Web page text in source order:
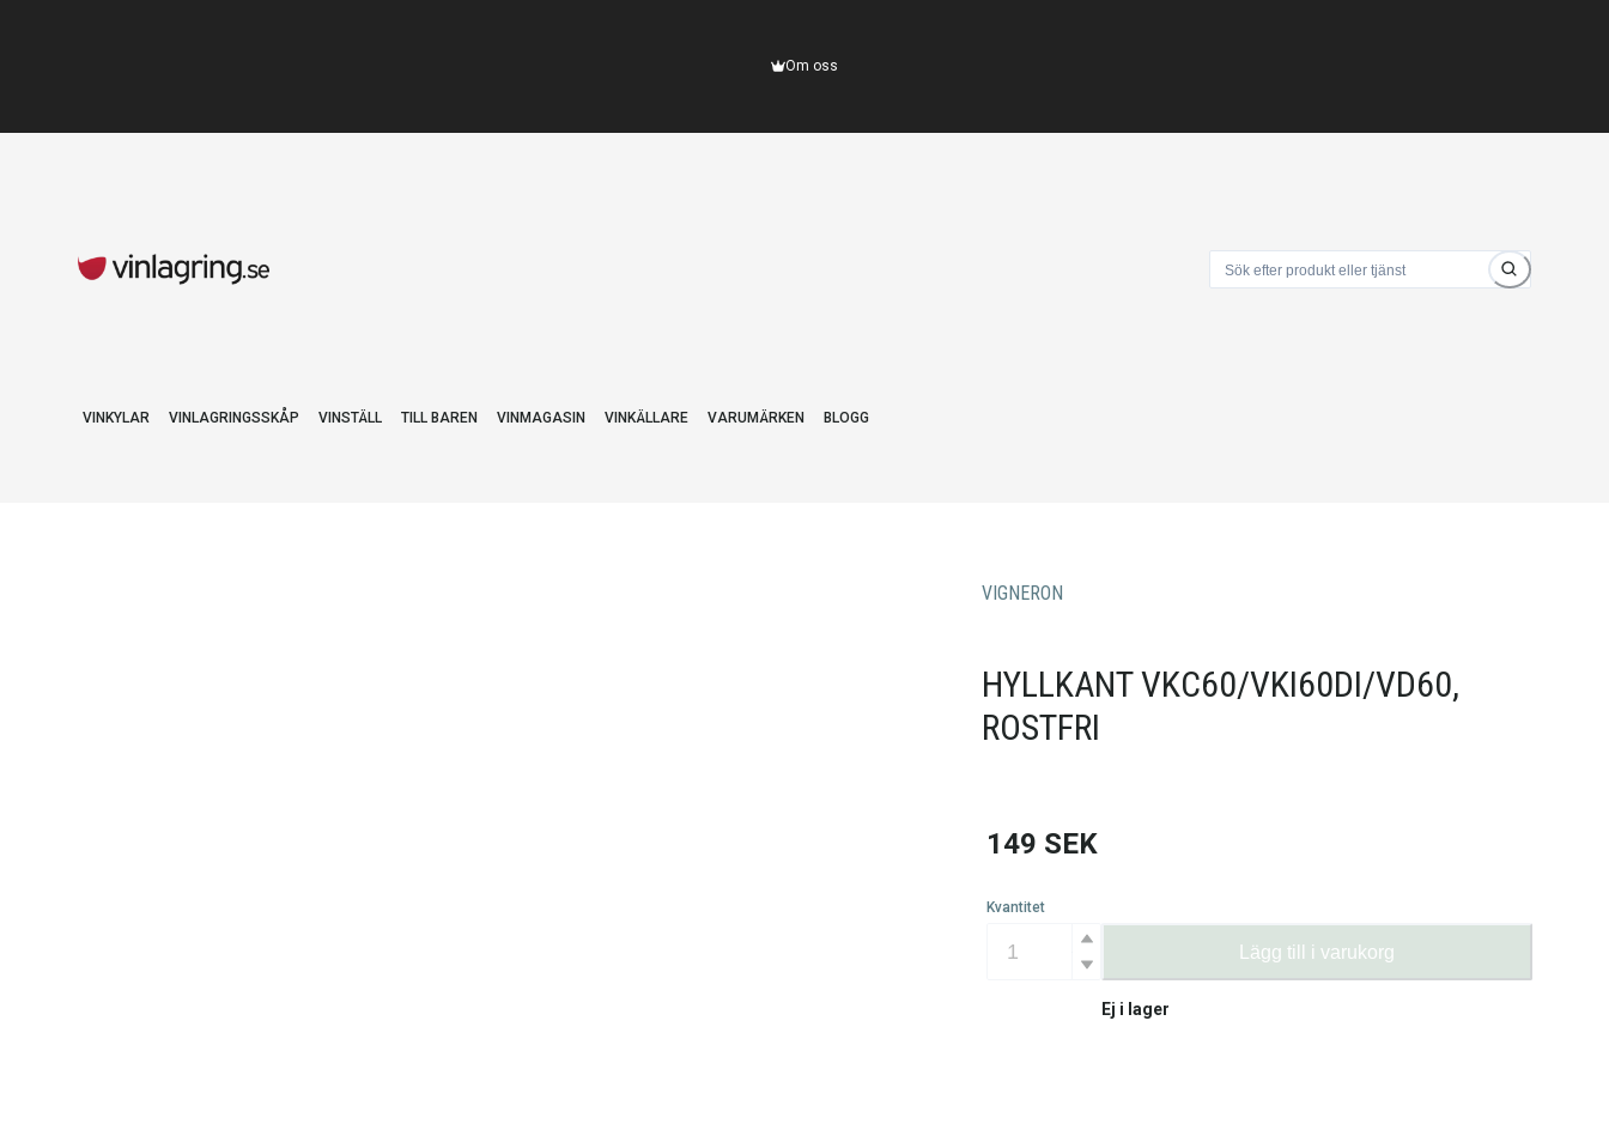
Om oss
VINKYLAR VINLAGRINGSSKÅP VINSTÄLL TILL BAREN VINMAGASIN VINKÄLLARE VARUMÄRKEN BLOGG
VIGNERON
HYLLKANT VKC60/VKI60DI/VD60,
ROSTFRI
149 SEK
Kvantitet
Lägg till i varukorg
Ej i lager